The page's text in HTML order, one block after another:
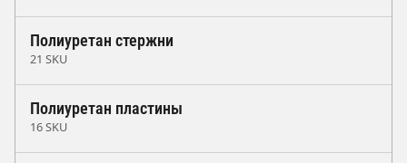
Полиуретан стержни
21 SKU
Полиуретан пластины
16 SKU